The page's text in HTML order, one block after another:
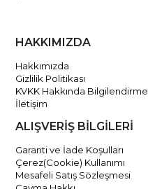
HAKKIMIZDA
Hakkımızda
Gizlilik Politikası
KVKK Hakkında Bilgilendirme
İletişim
ALIŞVERİŞ BİLGİLERİ
Garanti ve İade Koşulları
Çerez(Cookie) Kullanımı
Mesafeli Satış Sözleşmesi